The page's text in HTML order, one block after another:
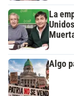
La
Algo